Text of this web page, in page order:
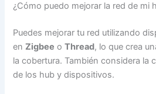
¿Cómo puedo mejorar la red de mi
Puedes mejorar tu red utilizando
enZigbee oThread, lo que crea
la cobertura. También considera la
de los hub y dispositivos.